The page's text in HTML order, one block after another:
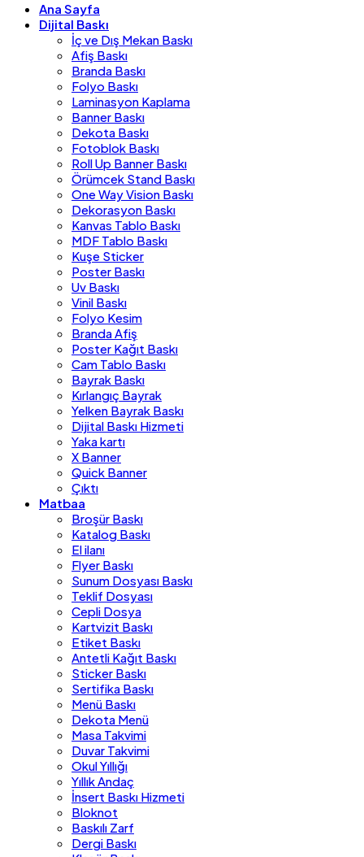
Ana Sayfa
Dijital Baskı
İç ve Dış Mekan Baskı
Afiş Baskı
Branda Baskı
Folyo Baskı
Laminasyon Kaplama
Banner Baskı
Dekota Baskı
Fotoblok Baskı
Roll Up Banner Baskı
Örümcek Stand Baskı
One Way Vision Baskı
Dekorasyon Baskı
Kanvas Tablo Baskı
MDF Tablo Baskı
Kuşe Sticker
Poster Baskı
Uv Baskı
Vinil Baskı
Folyo Kesim
Branda Afiş
Poster Kağıt Baskı
Cam Tablo Baskı
Bayrak Baskı
Kırlangıç Bayrak
Yelken Bayrak Baskı
Dijital Baskı Hizmeti
Yaka kartı
X Banner
Quick Banner
Çıktı
Matbaa
Broşür Baskı
Katalog Baskı
El ilanı
Flyer Baskı
Sunum Dosyası Baskı
Teklif Dosyası
Cepli Dosya
Kartvizit Baskı
Etiket Baskı
Antetli Kağıt Baskı
Sticker Baskı
Sertifika Baskı
Menü Baskı
Dekota Menü
Masa Takvimi
Duvar Takvimi
Okul Yıllığı
Yıllık Andaç
İnsert Baskı Hizmeti
Bloknot
Baskılı Zarf
Dergi Baskı